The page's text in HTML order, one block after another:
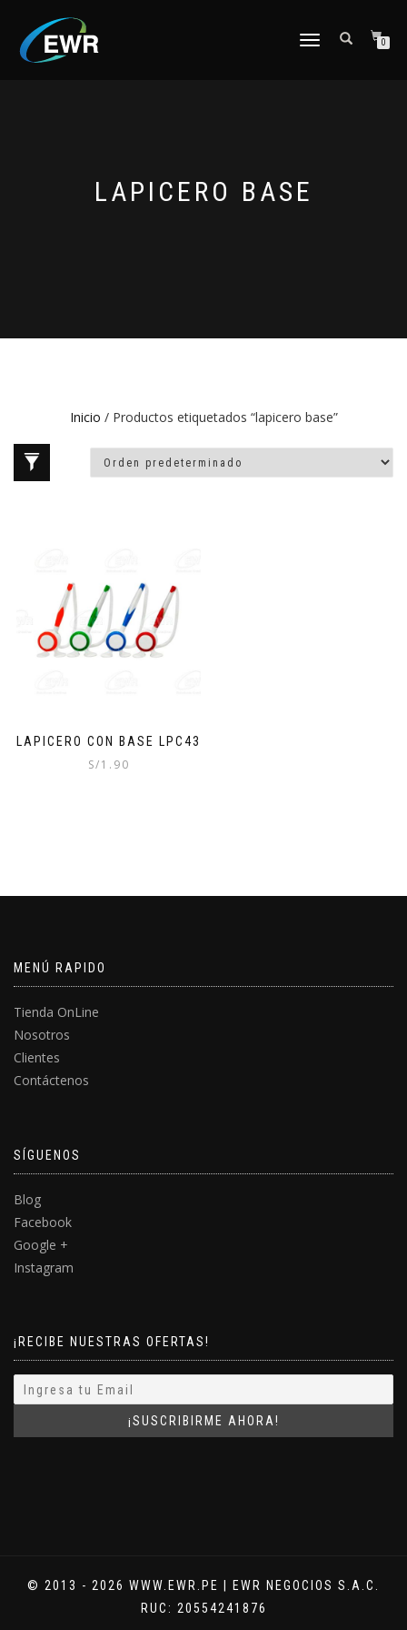
CAMBIAR
0
LAPICERO BASE
Inicio / Productos etiquetados “lapicero base”
LAPICERO CON BASE LPC43
S/1.90
MENÚ RAPIDO
Tienda OnLine
Nosotros
Clientes
Contáctenos
SÍGUENOS
Blog
Facebook
Google +
Instagram
¡RECIBE NUESTRAS OFERTAS!
© 2013 - 2026 WWW.EWR.PE | EWR NEGOCIOS S.A.C.
RUC: 20554241876